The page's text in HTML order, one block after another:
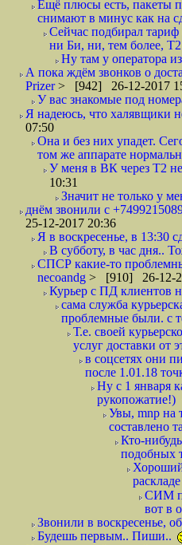
Ещё плюсы есть, пакеты
снимают в минус как на
Сейчас подбирал
ни Би, ни, тем более,
Ну там у оператора
А пока ждём звонков о
Prizer> [942] 26-12-2017
У вас знакомые под
Я надеюсь, что халявщики
07:50
Она и без них упадет.
том же аппарате
У меня в ВК через Т2
10:31
Значит не только у
днём звонили с
25-12-2017 20:36
Я в воскресенье, в 13:30
В субботу, в час дня..
СПСР какие-то
necoandg > [910] 26-12-
Курьер с ПД клиентов
сама служба
проблемные были. с
Т.е. своей
услуг доставки от
в соцсетях они
после 1.01.18
Ну с 1 января
рукопожатие!)
Увы, mnp на
составлено
Кто-
подобных
Хороший
СИМ
вот в
Звонили в воскресенье,
Будешь первым.. Пиши..